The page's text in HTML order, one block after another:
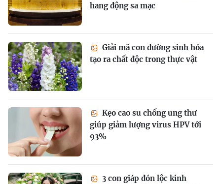
hang động sa mạc
Giải mã con đường sinh hóa
tạo ra chất độc trong thực vật
Kẹo cao su chống ung thư
giúp giảm lượng virus HPV tới
93%
3 con giáp đón lộc kinh